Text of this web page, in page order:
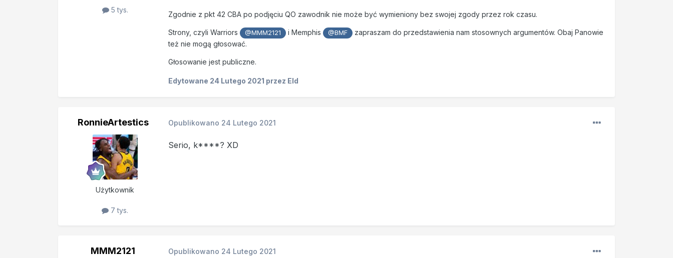
5 tys.
Zgodnie z pkt 42 CBA po podjęciu QO zawodnik nie może być wymieniony bez swojej zgody przez rok czasu.
Strony, czyli Warriors @MMM2121 i Memphis @BMF
zapraszam do przedstawienia nam stosownych argumentów. Obaj Panowie
też nie mogą głosować.
Głosowanie jest publiczne.
Edytowane 24 Lutego 2021 przez Eld
RonnieArtestics
Użytkownik
7 tys.
Opublikowano 24 Lutego 2021
Serio, k****? XD
MMM2121 Opublikowano 24 Lutego 2021